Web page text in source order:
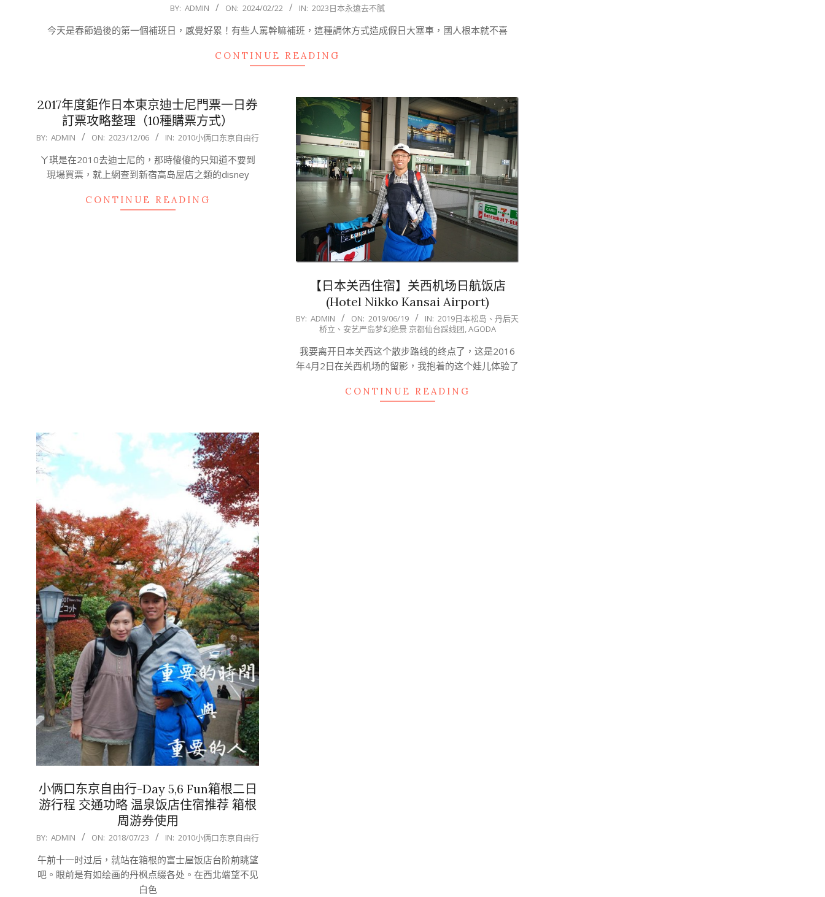
BY: ADMIN ON: 2024/02/22 IN: 2023日本永遠去不膩
今天是春節過後的第一個補班日，感覺好累！有些人罵幹嘛補班，這種調休方式造成假日大塞車，國人根本就不喜
CONTINUE READING
2017年度鉅作日本東京迪士尼門票一日券
訂票攻略整理（10種購票方式）
2023-
06
BY: ADMIN ON: 2023/12/06 IN: 2010小俩口东京自由行
ㄚ琪是在2010去迪士尼的，那時傻傻的只知道不要到
現場買票，就上網查到新宿高岛屋店之類的disney
CONTINUE READING
【日本关西住宿】关西机场日航饭店
(Hotel Nikko Kansai Airport)
2019-
19
BY: ADMIN ON: 2019/06/19 IN: 2019日本松岛、丹后天
桥立、安艺严岛梦幻绝景 京都仙台踩线团,AGODA
我要离开日本关西这个散步路线的终点了，这是2016
年4月2日在关西机场的留影，我抱着的这个娃儿体验了
CONTINUE READING
小俩口东京自由行-Day 5,6 Fun箱根二日
游行程 交通功略 温泉饭店住宿推荐 箱根
周游券使用
2018-
23
BY: ADMIN ON: 2018/07/23 IN: 2010小俩口东京自由行
午前十一时过后，就站在箱根的富士屋饭店台阶前眺望
吧。眼前是有如绘画的丹枫点缀各处。在西北端望不见
白色